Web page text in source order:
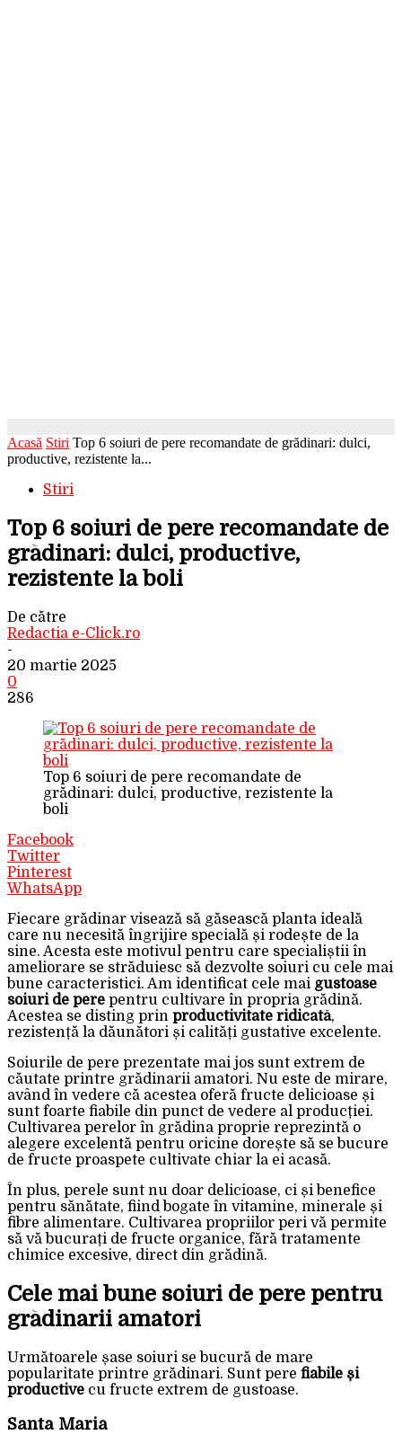
Acasă Stiri Top 6 soiuri de pere recomandate de grădinari: dulci,
productive, rezistente la...
Stiri
Top 6 soiuri de pere recomandate de
grădinari: dulci, productive,
rezistente la boli
De către
Redactia e-Click.ro
-
20 martie 2025
0
286
Top 6 soiuri de pere recomandate de
grădinari: dulci, productive, rezistente la
boli
Facebook
Twitter
Pinterest
WhatsApp
Fiecare grădinar visează să găsească planta ideală
care nu necesită îngrijire specială și rodește de la
sine. Acesta este motivul pentru care specialiștii în
ameliorare se străduiesc să dezvolte soiuri cu cele mai
bune caracteristici. Am identificat cele mai gustoase
soiuri de pere pentru cultivare în propria grădină.
Acestea se disting prin productivitate ridicată,
rezistență la dăunători și calități gustative excelente.
Soiurile de pere prezentate mai jos sunt extrem de
căutate printre grădinarii amatori. Nu este de mirare,
având în vedere că acestea oferă fructe delicioase și
sunt foarte fiabile din punct de vedere al producției.
Cultivarea perelor în grădina proprie reprezintă o
alegere excelentă pentru oricine dorește să se bucure
de fructe proaspete cultivate chiar la ei acasă.
În plus, perele sunt nu doar delicioase, ci și benefice
pentru sănătate, fiind bogate în vitamine, minerale și
fibre alimentare. Cultivarea propriilor peri vă permite
să vă bucurați de fructe organice, fără tratamente
chimice excesive, direct din grădină.
Cele mai bune soiuri de pere pentru
grădinarii amatori
Următoarele șase soiuri se bucură de mare
popularitate printre grădinari. Sunt pere fiabile și
productive cu fructe extrem de gustoase.
Santa Maria